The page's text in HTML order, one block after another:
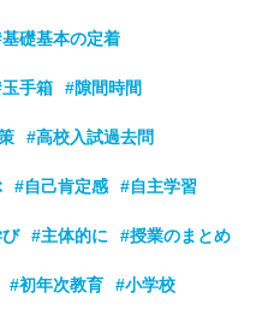
礎基本の定着
手箱 #隙間時間
#高校入試過去問
#自己肯定感 #自主学習
#主体的に #授業のまとめ
#初年次教育 #小学校